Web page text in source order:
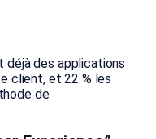
déjà des applications
client, et 22 % les
de